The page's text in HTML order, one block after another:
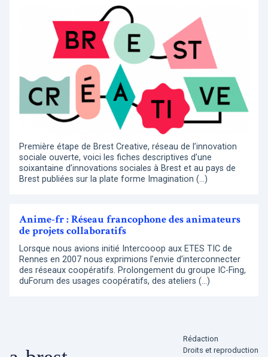
Première étape de Brest Creative, réseau de l’innovation
sociale ouverte, voici les fiches descriptives d’une
soixantaine d’innovations sociales à Brest et au pays de
Brest publiées sur la plate forme Imagination (…)
Anime-fr : Réseau francophone des animateurs
de projets collaboratifs
Lorsque nous avions initié Intercooop aux ETES TIC de
Rennes en 2007 nous exprimions l’envie d’interconnecter
des réseaux coopératifs. Prolongement du groupe IC-Fing,
duForum des usages coopératifs, des ateliers (…)
Rédaction
Droits et reproduction